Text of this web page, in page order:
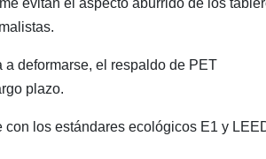
evitan el aspecto aburrido de los
deformarse, el respaldo de PET
plazo.
los estándares ecológicos E1 y